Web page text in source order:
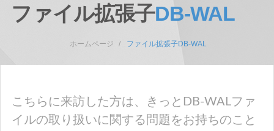
ファイル拡張子DB-WAL
ホームページ ファイル拡張子DB-WAL
こちらに来訪した方は、きっとDB-WALファ
イルの取り扱いに関する問題をお持ちのこと